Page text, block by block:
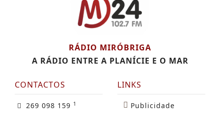
RÁDIO MIRÓBRIGA
A RÁDIO ENTRE A PLANÍCIE E O MAR
CONTACTOS
269 098 159 1
LINKS
Publicidade